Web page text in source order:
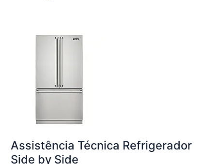
Assistência Técnica Refrigerador
Side by Side